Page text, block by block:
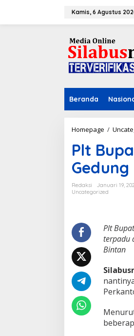
Kamis, 6 Agustus
Beranda
Homepage /
Plt
Redaksi
Januari 19,
Uncategorized
Plt
terpadu
Bintan